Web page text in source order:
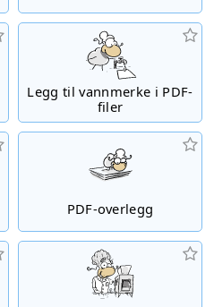
Legg til vannmerke i PDF-
filer
PDF-overlegg